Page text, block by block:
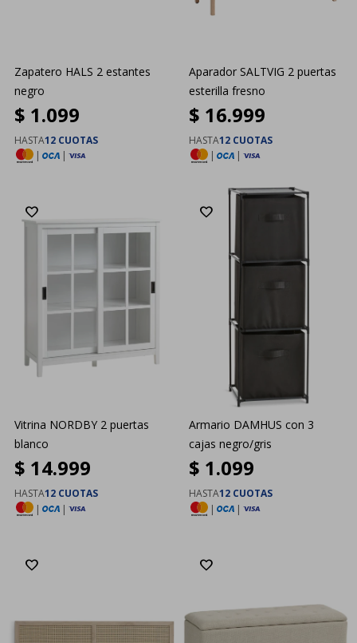
Zapatero HALS 2 estantes
negro
$ 1.099
HASTA12 CUOTAS
|
|
Aparador SALTVIG 2 puertas
esterilla fresno
$ 16.999
HASTA12 CUOTAS
|
|
Vitrina NORDBY 2 puertas
blanco
$ 14.999
HASTA12 CUOTAS
|
|
Armario DAMHUS con 3
cajas negro/gris
$ 1.099
HASTA12 CUOTAS
|
|